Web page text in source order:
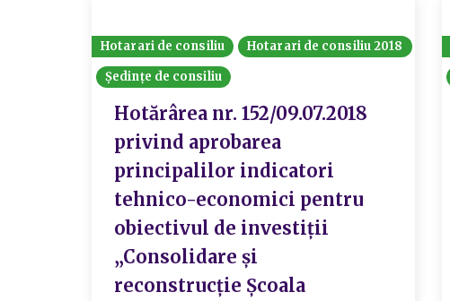
Hotarari de consiliu
Hotarari de consiliu 2018
Ședințe de consiliu
Hotărârea nr. 152/09.07.2018
privind aprobarea
principalilor indicatori
tehnico-economici pentru
obiectivul de investiții
„Consolidare și
reconstrucție Școala